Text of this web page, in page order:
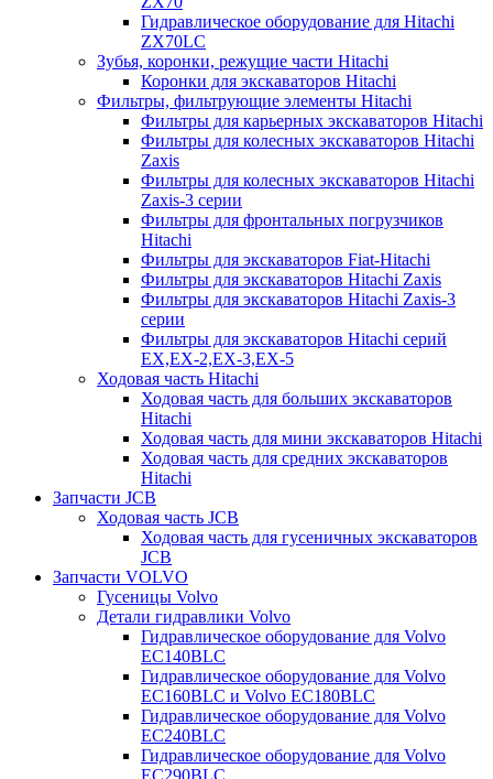
Гидравлическое оборудование для Hitachi
ZX70LC
Зубья, коронки, режущие части Hitachi
Коронки для экскаваторов Hitachi
Фильтры, фильтрующие элементы Hitachi
Фильтры для карьерных экскаваторов Hitachi
Фильтры для колесных экскаваторов Hitachi
Zaxis
Фильтры для колесных экскаваторов Hitachi
Zaxis-3 серии
Фильтры для фронтальных погрузчиков
Hitachi
Фильтры для экскаваторов Fiat-Hitachi
Фильтры для экскаваторов Hitachi Zaxis
Фильтры для экскаваторов Hitachi Zaxis-3
серии
Фильтры для экскаваторов Hitachi серий
EX,EX-2,EX-3,EX-5
Ходовая часть Hitachi
Ходовая часть для больших экскаваторов
Hitachi
Ходовая часть для мини экскаваторов Hitachi
Ходовая часть для средних экскаваторов
Hitachi
Запчасти JCB
Ходовая часть JCB
Ходовая часть для гусеничных экскаваторов
JCB
Запчасти VOLVO
Гусеницы Volvo
Детали гидравлики Volvo
Гидравлическое оборудование для Volvo
EC140BLC
Гидравлическое оборудование для Volvo
EC160BLC и Volvo EC180BLC
Гидравлическое оборудование для Volvo
EC240BLC
Гидравлическое оборудование для Volvo
EC290BLC